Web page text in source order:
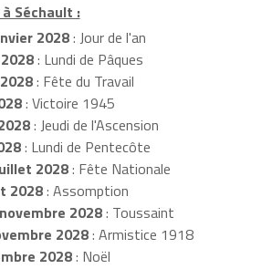
Séchault :
2028: Jour de l'an
: Lundi de Pâques
: Fête du Travail
: Victoire 1945
: Jeudi de l'Ascension
: Lundi de Pentecôte
2028: Fête Nationale
2028: Assomption
novembre 2028: Toussaint
2028: Armistice 1918
2028: Noël